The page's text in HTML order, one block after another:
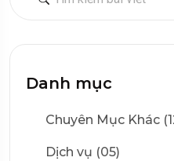
Danh mục
Chuyên Mục Khác
Dịch vụ (05)